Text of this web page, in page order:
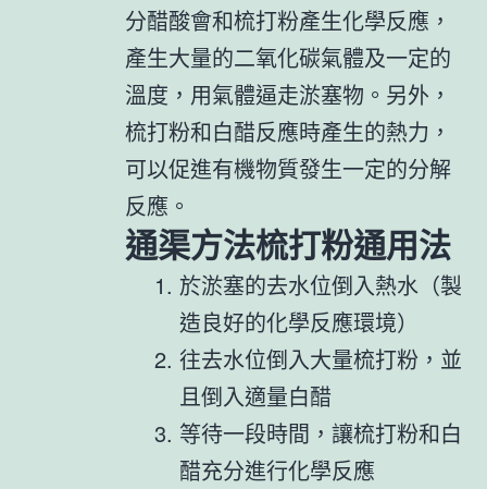
分醋酸會和梳打粉產生化學反應，
產生大量的二氧化碳氣體及一定的
溫度，用氣體逼走淤塞物。另外，
梳打粉和白醋反應時產生的熱力，
可以促進有機物質發生一定的分解
反應。
通渠方法梳打粉通用法
於淤塞的去水位倒入熱水（製
造良好的化學反應環境）
往去水位倒入大量梳打粉，並
且倒入適量白醋
等待一段時間，讓梳打粉和白
醋充分進行化學反應